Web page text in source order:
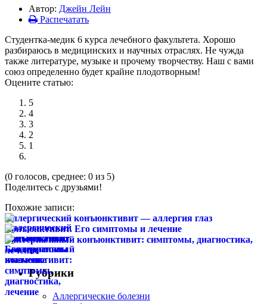
Автор: Джейн Лейн
Распечатать
Студентка-медик 6 курса лечебного факультета. Хорошо
разбираюсь в медицинских и научных отраслях. Не чужда
также литературе, музыке и прочему творчеству. Наш с вами
союз определенно будет крайне плодотворным!
Оцените статью:
5
4
3
2
1
(0 голосов, среднее: 0 из 5)
Поделитесь с друзьями!
Похожие записи:
Аллергический конъюнктивит — аллергия глаз
Конъюнктивит. Его симптомы и лечение
Бактериальный конъюнктивит: симптомы, диагностика,
лечение
Рубрики
Аллергические болезни